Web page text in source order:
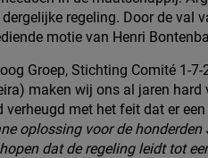
regeling. Door de val
motie van Henri
Groep, Stichting Comité 1-
maken wij ons al jaren
met het feit dat er
oplossing voor de
dat de regeling leidt tot